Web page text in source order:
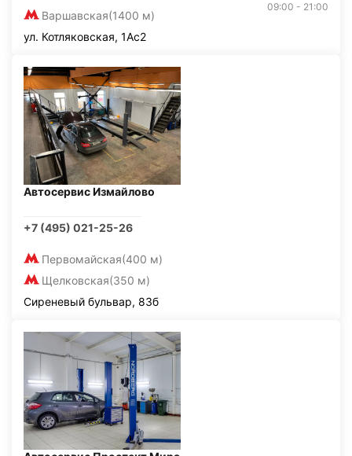
Варшавская(1400 м)
09:00 - 21:00
ул. Котляковская, 1Ас2
Автосервис Измайлово
+7 (495) 021-25-26
Первомайская(400 м)
Щелковская(350 м)
Сиреневый бульвар, 83б